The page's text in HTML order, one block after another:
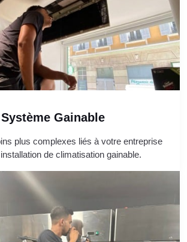
Système Gainable
plus complexes liés à votre entreprise
de climatisation gainable.